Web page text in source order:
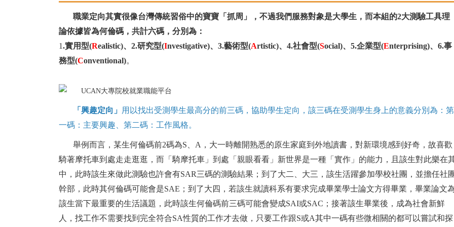
職業定向其實很像台灣傳統習俗中的寶寶「抓周」，不過我們服務對象是大學生，而本組的2大測驗工具理
論依據皆為何倫碼 ，共計六碼，分別為：
1.實用型(Realistic)、2.研究型(Investigative)、3.藝術型(Artistic)、4.社會型(Social)、5.企業型(Enterprising)、6.事
務型(Conventional)。
「興趣定向」 用以找出受測學生最高分的前三碼，協助學生定向，該三碼在受測學生身上的意義分別為：第
一碼：主要興趣、第二碼：工作風格。
舉例而言，某生何倫碼前2碼為S、A，大一時離開熟悉的原生家庭到外地讀書，對新環境感到好奇，故喜歡
騎著摩托車到處走走逛逛，而「騎摩托車」到處「親眼看看」新世界是一種「實作」的能力，且該生對此樂在
中，此時該生來做此測驗也許會有SAR三碼的測驗結果；到了大二、大三，該生活躍參加學校社團，並擔任社
幹部，此時其何倫碼可能會是SAE；到了大四，若該生就讀科系有要求完成畢業學士論文方得畢業，畢業論文
該生當下最重要的生活議題，此時該生何倫碼前三碼可能會變成SAI或SAC；接著該生畢業後，成為社會新鮮
人，找工作不需要找到完全符合SA性質的工作才去做，只要工作跟S或A其中一碼有些微相關的都可以嘗試和探